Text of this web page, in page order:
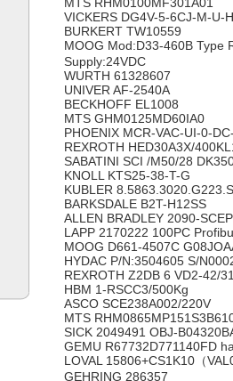
VICKERS DG4V-5-6CJ-M-U-
BURKERT TW10559
MOOG Mod:D33-460B Type
Supply:24VDC
WURTH 61328607
UNIVER AF-2540A
BECKHOFF EL1008
MTS GHM0125MD60IA0
PHOENIX MCR-VAC-UI-0-
REXROTH HED30A3X/
SABATINI SCI /M50/28
KNOLL KTS25-38-T-G
KUBLER
BARKSDALE B2T-H12SS
ALLEN BRADLEY 2090-
LAPP 2170222 100PC
MOOG D661-4507C
HYDAC P/N:3504605 S/
REXROTH Z2DB 6 VD2-42/
HBM 1-RSCC3/500Kg
ASCO SCE238A002/220V
MTS
SICK 2049491 OBJ-
GEMU R67732D771140FD
LOVAL 15806+CS1K10（
GEHRING 286357